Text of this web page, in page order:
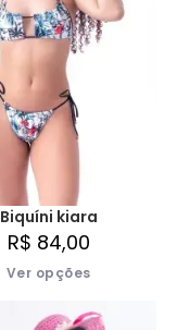
Biquíni kiara
R$ 84,00
Ver opções